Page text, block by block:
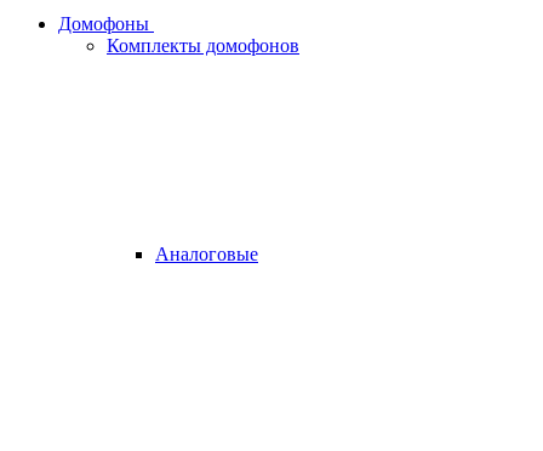
Домофоны
Комплекты домофонов
Аналоговые